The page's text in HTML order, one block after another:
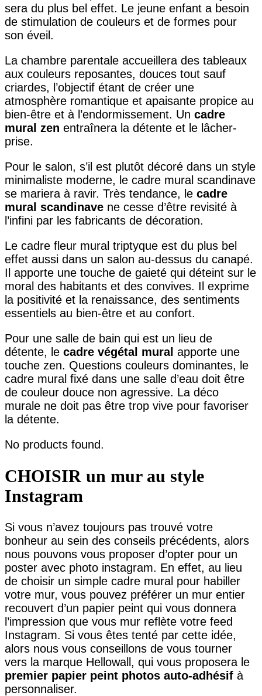
sera du plus bel effet. Le jeune enfant a besoin
de stimulation de couleurs et de formes pour
son éveil.
La chambre parentale accueillera des tableaux
aux couleurs reposantes, douces tout sauf
criardes, l’objectif étant de créer une
atmosphère romantique et apaisante propice au
bien-être et à l’endormissement. Un cadre
mural zen entraînera la détente et le lâcher-
prise.
Pour le salon, s’il est plutôt décoré dans un style
minimaliste moderne, le cadre mural scandinave
se mariera à ravir. Très tendance, le cadre
mural scandinave ne cesse d’être revisité à
l’infini par les fabricants de décoration.
Le cadre fleur mural triptyque est du plus bel
effet aussi dans un salon au-dessus du canapé.
Il apporte une touche de gaieté qui déteint sur le
moral des habitants et des convives. Il exprime
la positivité et la renaissance, des sentiments
essentiels au bien-être et au confort.
Pour une salle de bain qui est un lieu de
détente, le cadre végétal mural apporte une
touche zen. Questions couleurs dominantes, le
cadre mural fixé dans une salle d’eau doit être
de couleur douce non agressive. La déco
murale ne doit pas être trop vive pour favoriser
la détente.
No products found.
CHOISIR un mur au style
Instagram
Si vous n’avez toujours pas trouvé votre
bonheur au sein des conseils précédents, alors
nous pouvons vous proposer d’opter pour un
poster avec photo instagram. En effet, au lieu
de choisir un simple cadre mural pour habiller
votre mur, vous pouvez préférer un mur entier
recouvert d’un papier peint qui vous donnera
l’impression que vous mur reflète votre feed
Instagram. Si vous êtes tenté par cette idée,
alors nous vous conseillons de vous tourner
vers la marque Hellowall, qui vous proposera le
premier papier peint photos auto-adhésif à
personnaliser.